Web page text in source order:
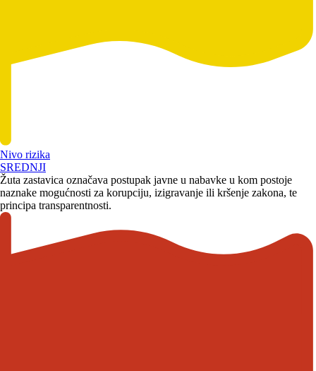
Nivo rizika
SREDNJI
Žuta zastavica označava postupak javne u nabavke u kom postoje
naznake mogućnosti za korupciju, izigravanje ili kršenje zakona, te
principa transparentnosti.